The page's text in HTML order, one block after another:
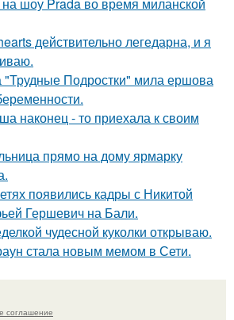
действительно легедарна, и я
"Трудные Подростки" мила ершова
наконец - то приехала к своим
прямо на дому ярмарку
появились кадры с Никитой
Гершевич на Бали.
чудесной куколки открываю.
стала новым мемом в Сети.
соглашение